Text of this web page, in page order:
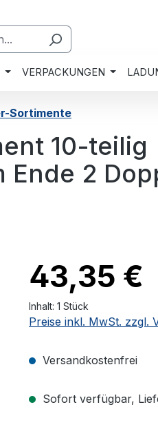
VERPACKUNGEN
Sortimente
10-teilig
Ende 2
43,35 €
Inhalt: 1 Stück
Preise inkl. MwSt. zzgl.
Versandkostenfrei
Sofort verfügbar,